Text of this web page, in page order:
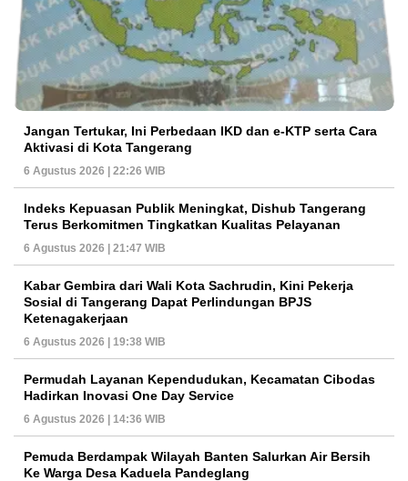
Jangan Tertukar, Ini Perbedaan IKD dan e-KTP serta Cara
Aktivasi di Kota Tangerang
6 Agustus 2026 | 22:26 WIB
Indeks Kepuasan Publik Meningkat, Dishub Tangerang
Terus Berkomitmen Tingkatkan Kualitas Pelayanan
6 Agustus 2026 | 21:47 WIB
Kabar Gembira dari Wali Kota Sachrudin, Kini Pekerja
Sosial di Tangerang Dapat Perlindungan BPJS
Ketenagakerjaan
6 Agustus 2026 | 19:38 WIB
Permudah Layanan Kependudukan, Kecamatan Cibodas
Hadirkan Inovasi One Day Service
6 Agustus 2026 | 14:36 WIB
Pemuda Berdampak Wilayah Banten Salurkan Air Bersih
Ke Warga Desa Kaduela Pandeglang